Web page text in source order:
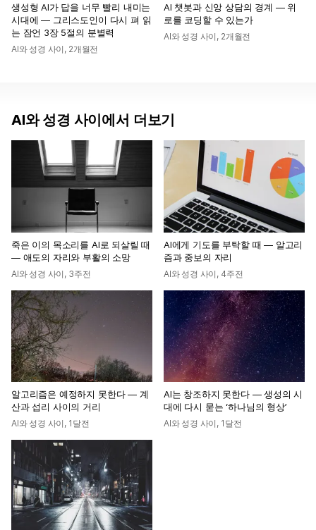
생성형 AI가 답을 너무 빨리 내미는
시대에 — 그리스도인이 다시 펴 읽
는 잠언 3장 5절의 분별력
AI와 성경 사이 , 2개월전
AI 챗봇과 신앙 상담의 경계 — 위
로를 코딩할 수 있는가
AI와 성경 사이 , 2개월전
AI와 성경 사이에서 더보기
죽은 이의 목소리를 AI로 되살릴 때
— 애도의 자리와 부활의 소망
AI와 성경 사이 , 3주전
AI에게 기도를 부탁할 때 — 알고리
즘과 중보의 자리
AI와 성경 사이 , 4주전
알고리즘은 예정하지 못한다 — 계
산과 섭리 사이의 거리
AI와 성경 사이 , 1달전
AI는 창조하지 못한다 — 생성의 시
대에 다시 묻는 ‘하나님의 형상’
AI와 성경 사이 , 1달전